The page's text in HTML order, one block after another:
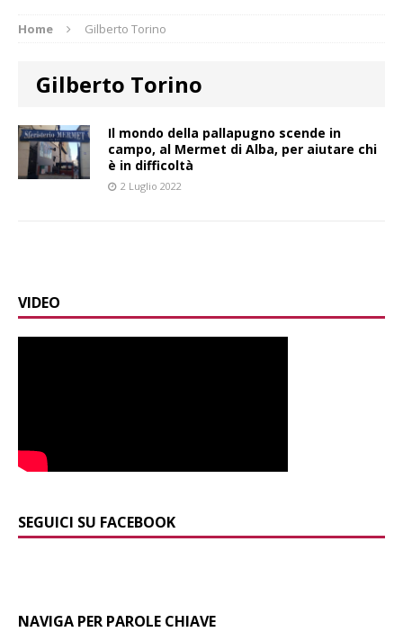
Home Gilberto Torino
Gilberto Torino
Il mondo della pallapugno scende in
campo, al Mermet di Alba, per aiutare chi
è in difficoltà
2 Luglio 2022
VIDEO
SEGUICI SU FACEBOOK
NAVIGA PER PAROLE CHIAVE